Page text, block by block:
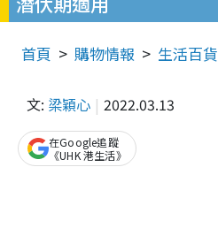
首頁 購物情報 生活百貨
文: 梁穎心 2022.03.13
在Google追蹤
《UHK 港生活》